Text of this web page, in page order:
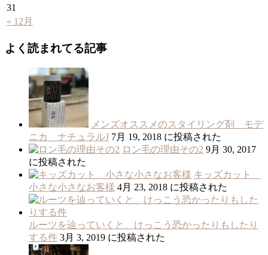
« 12月
31
よく読まれてる記事
メンズオススメのスタイリング剤 モデ
ニカ ナチュラルJ 7月 19, 2018 に投稿された
ロン毛の理由その2 9月 30, 2017
に投稿された
キッズカット
小さな小さなお客様 4月 23, 2018 に投稿された
ルーツを辿っていくと、けっこう恐かったりもしたり
する件 3月 3, 2019 に投稿された